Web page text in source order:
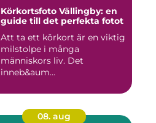
Körkortsfoto Vällingby: en
guide till det perfekta fotot
Att ta ett körkort är en viktig
milstolpe i många
människors liv. Det
inneb&aum...
08. aug